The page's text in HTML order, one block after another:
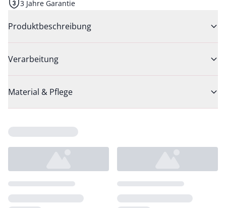
3 Jahre Garantie
Produktbeschreibung
Verarbeitung
Material & Pflege